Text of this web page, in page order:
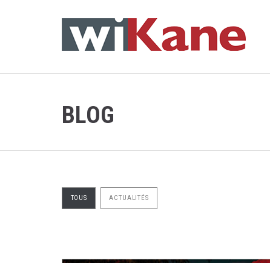
BLOG
TOUS ACTUALITÉS